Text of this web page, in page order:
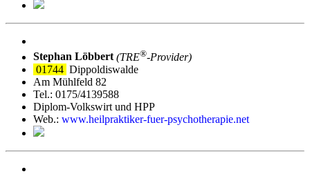
Stephan Löbbert (TRE®‑Provider)
01744 Dippoldiswalde
Am Mühlfeld 82
Tel.: 0175/4139588
Diplom-Volkswirt und HPP
Web.: www.heilpraktiker-fuer-psychotherapie.net